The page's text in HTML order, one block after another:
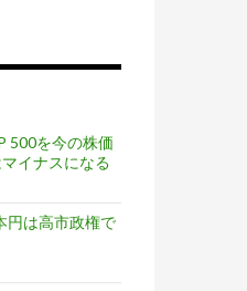
500を今の株価
イナスになる
円は高市政権で